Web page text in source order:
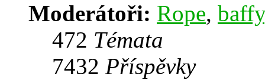
Moderátoři: Rope, baffy
472 Témata
7432 Příspěvky